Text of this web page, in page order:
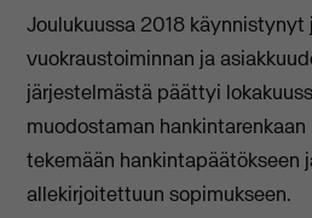
Joulukuussa 2018
vuokraustoiminnan ja
järjestelmästä päättyi
muodostaman
tekemään hankintapäätökseen
allekirjoitettuun sopimukseen.